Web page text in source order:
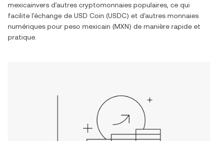
mexicainvers d'autres cryptomonnaies populaires, ce qui
facilite l'échange de USD Coin (USDC) et d'autres monnaies
numériques pour peso mexicain (MXN) de manière rapide et
pratique.